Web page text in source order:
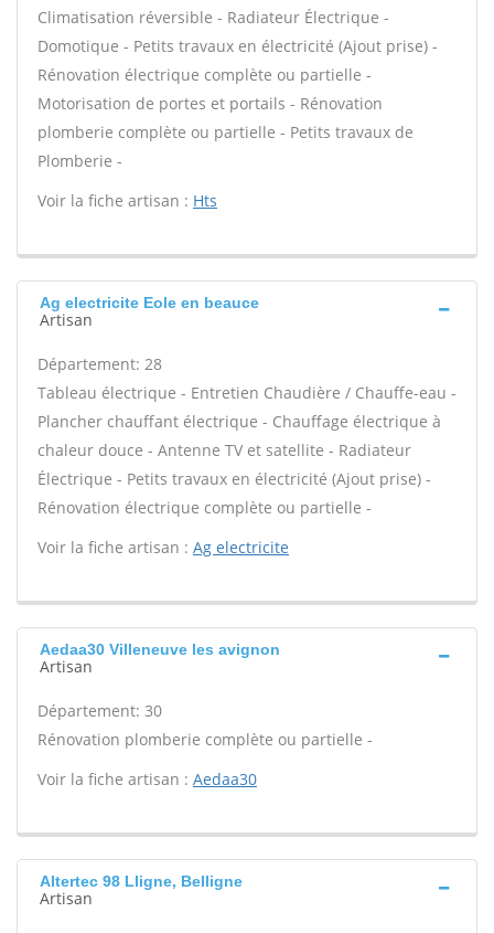
Climatisation réversible - Radiateur Électrique -
Domotique - Petits travaux en électricité (Ajout prise) -
Rénovation électrique complète ou partielle -
Motorisation de portes et portails - Rénovation
plomberie complète ou partielle - Petits travaux de
Plomberie -
Voir la fiche artisan : Hts
Ag electricite Eole en beauce
Artisan
Département: 28
Tableau électrique - Entretien Chaudière / Chauffe-eau -
Plancher chauffant électrique - Chauffage électrique à
chaleur douce - Antenne TV et satellite - Radiateur
Électrique - Petits travaux en électricité (Ajout prise) -
Rénovation électrique complète ou partielle -
Voir la fiche artisan : Ag electricite
Aedaa30 Villeneuve les avignon
Artisan
Département: 30
Rénovation plomberie complète ou partielle -
Voir la fiche artisan : Aedaa30
Altertec 98 Lligne, Belligne
Artisan